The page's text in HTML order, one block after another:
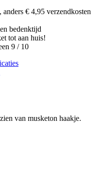
€ 4,95 verzendkosten
bedenktijd
tot aan huis!
9 / 10
van musketon haakje.